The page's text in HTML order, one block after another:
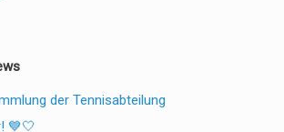
der Tennisabteilung
💙🤍